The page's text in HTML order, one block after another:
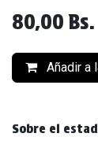
80,00 Bs.
Añadir a
Sobre el